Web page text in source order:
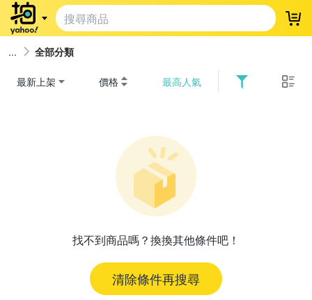
登
全部分類
最新上架 價格 最高人氣
找不到商品嗎？換換其他條件吧！
清除條件再搜尋